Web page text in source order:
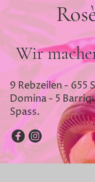
Wir
9 Rebzeilen - 655
Domina - 5
Spass.